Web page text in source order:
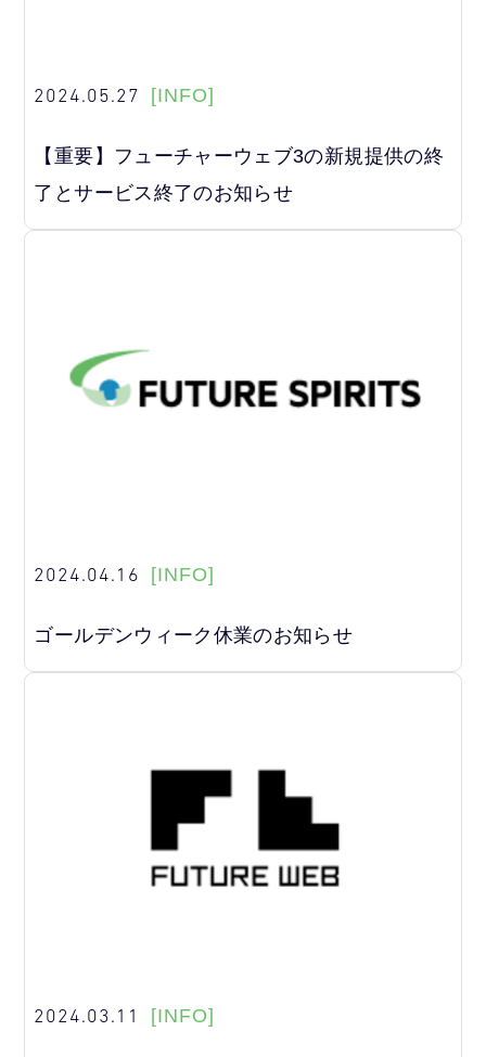
2024.05.27 [INFO]
【重要】フューチャーウェブ3の新規提供の終
了とサービス終了のお知らせ
2024.04.16 [INFO]
ゴールデンウィーク休業のお知らせ
2024.03.11 [INFO]